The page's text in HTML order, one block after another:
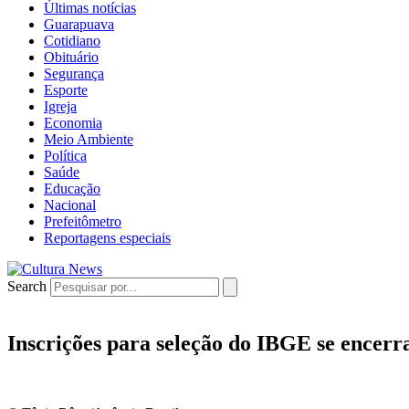
Últimas notícias
Guarapuava
Cotidiano
Obituário
Segurança
Esporte
Igreja
Economia
Meio Ambiente
Política
Saúde
Educação
Nacional
Prefeitômetro
Reportagens especiais
Search
Inscrições para seleção do IBGE se